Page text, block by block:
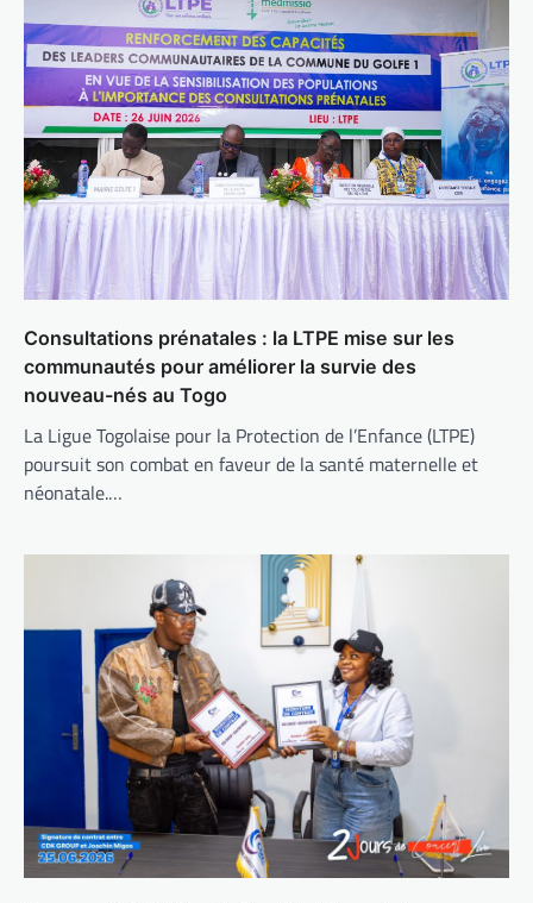
Consultations prénatales : la LTPE mise sur les
communautés pour améliorer la survie des
nouveau-nés au Togo
La Ligue Togolaise pour la Protection de l’Enfance (LTPE)
poursuit son combat en faveur de la santé maternelle et
néonatale.…